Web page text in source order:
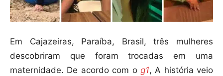
Em Cajazeiras, Paraíba, Brasil, três mulheres
descobriram que foram trocadas em uma
maternidade. De acordo com o g1, A história veio